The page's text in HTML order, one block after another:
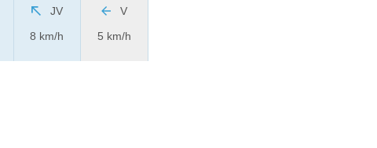
JV
8 km/h
V
5 km/h